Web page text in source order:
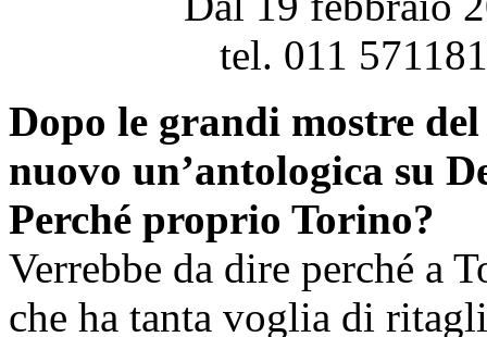
tel. 011
Dopo le grandi mostre
nuovo un’antologica su
Perché proprio Torino?
Verrebbe da dire perché a
che ha tanta voglia di